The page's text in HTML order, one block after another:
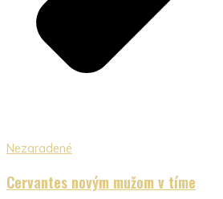
Nezaradené
Cervantes novým mužom v tíme